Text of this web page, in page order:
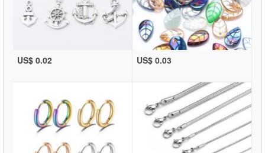
US$ 0.02 US$ 0.03